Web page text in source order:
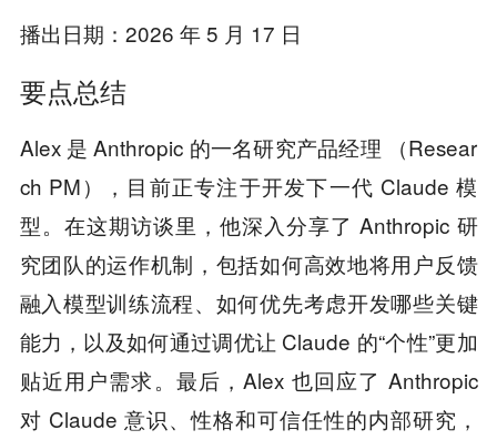
播出日期： 2026 年 5 月 17 日
要点总结
Alex 是 Anthropic 的一名研究产品经理 （Resear
ch PM），目前正专注于开发下一代 Claude 模
型。在这期访谈里，他深入分享了 Anthropic 研
究团队的运作机制，包括如何高效地将用户反馈
融入模型训练流程、如何优先考虑开发哪些关键
能力，以及如何通过调优让 Claude 的“个性”更加
贴近用户需求。最后，Alex 也回应了 Anthropic
对 Claude 意识、性格和可信任性的内部研究，